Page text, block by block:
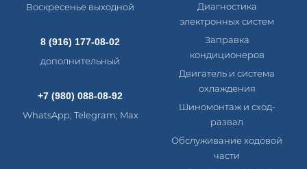
Воскресенье выходной
8 (916) 177-08-02
дополнительный
+7 (980) 088-08-92
WhatsApp; Telegram; Max
Диагностика
электронных систем​
Заправка
кондиционеров
Двигатель и система
охлаждения
Шиномонтаж и сход-
развал
Обслуживание ходовой
части